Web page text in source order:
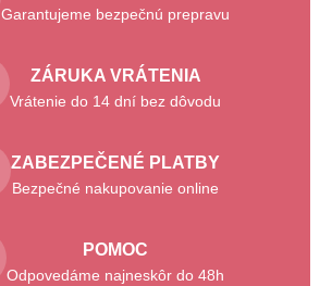
Garantujeme bezpečnú prepravu
ZÁRUKA VRÁTENIA
Vrátenie do 14 dní bez dôvodu
ZABEZPEČENÉ PLATBY
Bezpečné nakupovanie online
POMOC
Odpovedáme najneskôr do 48h